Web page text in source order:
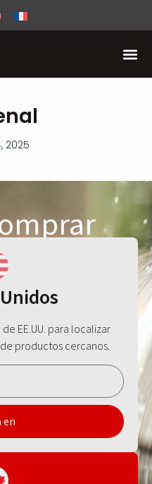
2025
EE.UU. para localizar
productos cercanos.
en